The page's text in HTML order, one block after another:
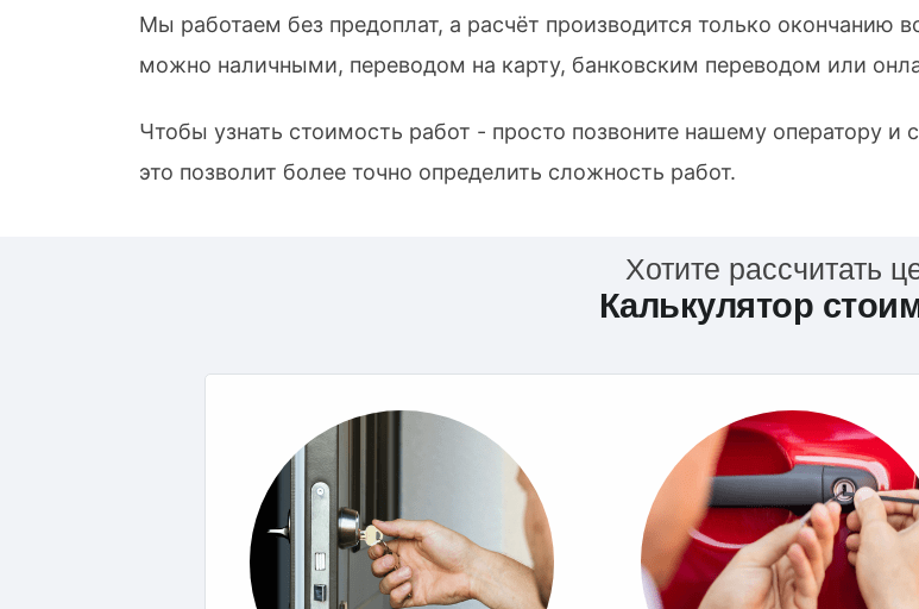
Мы работаем без предоплат, а расчёт производится только окончанию
можно наличными, переводом на карту, банковским переводом или
Чтобы узнать стоимость работ - просто позвоните нашему оператору
это позволит более точно определить сложность работ.
Хотите рассчитать
Калькулятор